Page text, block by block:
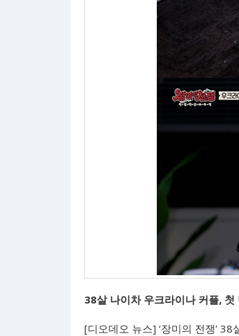
38살 나이차 우크라이나 커플,
[디오데오 뉴스] ‘장미의 전쟁’